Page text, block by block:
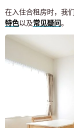
在入住合租房时，我
特色以及常见疑问。